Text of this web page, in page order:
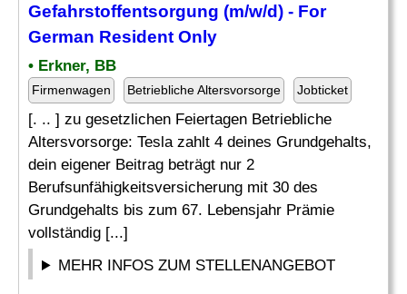
Gefahrstoffentsorgung (m/w/d) - For
German Resident Only
• Erkner, BB
Firmenwagen Betriebliche Altersvorsorge Jobticket
[. .. ] zu gesetzlichen Feiertagen Betriebliche
Altersvorsorge: Tesla zahlt 4 deines Grundgehalts,
dein eigener Beitrag beträgt nur 2
Berufsunfähigkeitsversicherung mit 30 des
Grundgehalts bis zum 67. Lebensjahr Prämie
vollständig [...]
MEHR INFOS ZUM STELLENANGEBOT